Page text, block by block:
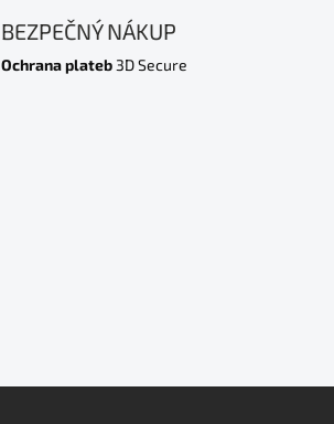
BEZPEČNÝ NÁKUP
Ochrana plateb3D Secure